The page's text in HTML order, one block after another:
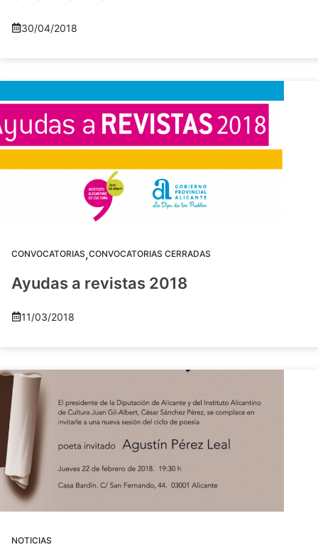
30/04/2018
CONVOCATORIAS,CONVOCATORIAS CERRADAS
Ayudas a revistas 2018
11/03/2018
NOTICIAS